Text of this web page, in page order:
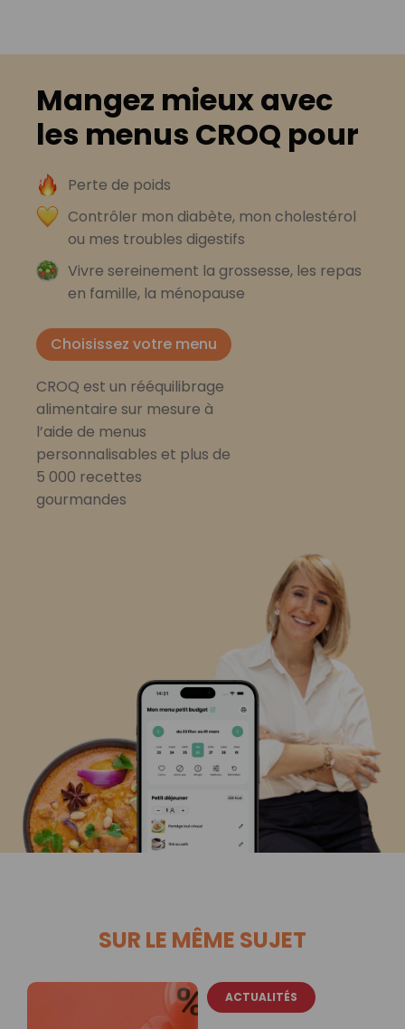
Mangez mieux avec
les menus CROQ pour
Perte de poids
Contrôler mon diabète, mon cholestérol
ou mes troubles digestifs
Vivre sereinement la grossesse, les repas
en famille, la ménopause
Choisissez votre menu
CROQ est un rééquilibrage
alimentaire sur mesure à
l’aide de menus
personnalisables et plus de
5 000 recettes
gourmandes
SUR LE MÊME SUJET
ACTUALITÉS